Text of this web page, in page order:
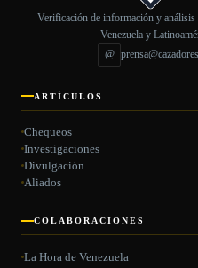
Verificación de información y análisis
Venezuela y
@
ARTÍCULOS
Chequeos
Investigaciones
Divulgación
Aliados
COLABORACIONES
La Hora de Venezuela